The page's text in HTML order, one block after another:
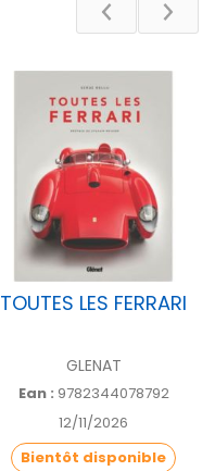
TOUTES LES FERRARI
GLENAT
Ean : 9782344078792
12/11/2026
Bientôt disponible